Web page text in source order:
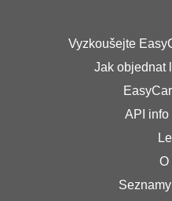
Vyzkoušejte
Jak objednat
API info
O